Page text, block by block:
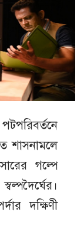
শাসনামলে
গল্পে
দক্ষিণী